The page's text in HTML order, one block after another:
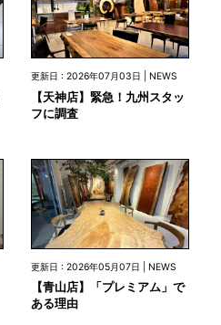
更新日 : 2026年07月03日 | NEWS
【天神店】緊急！九州スタッ
フに調査
更新日 : 2026年05月07日 | NEWS
【青山店】「プレミアム」で
ある理由